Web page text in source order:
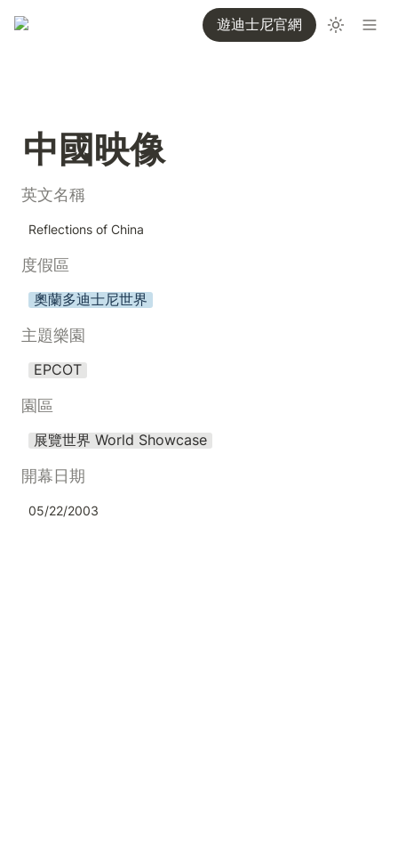
遊迪士尼官網
中國映像
英文名稱
Reflections of China
度假區
奧蘭多迪士尼世界
主題樂園
EPCOT
園區
展覽世界 World Showcase
開幕日期
05/22/2003